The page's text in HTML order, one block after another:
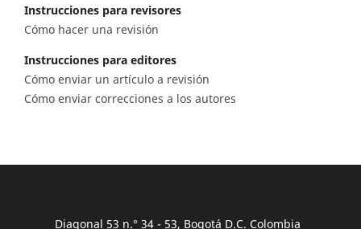
Instrucciones para revisores
Cómo hacer una revisión
Instrucciones para editores
Cómo enviar un artículo a revisión
Cómo enviar correcciones a los autores
Diagonal 53 n.° 34 - 53, Bogotá D.C. Colombia